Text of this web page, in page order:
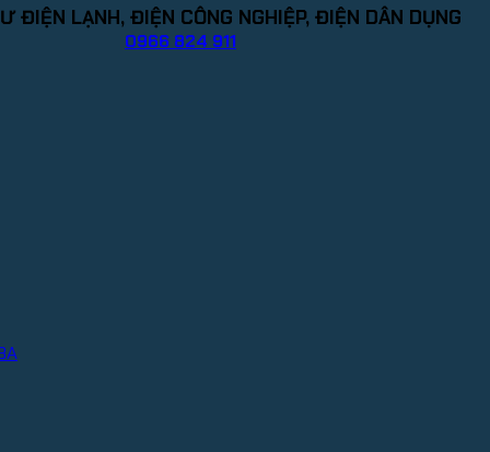
ĐIỆN LẠNH, ĐIỆN CÔNG NGHIỆP, ĐIỆN DÂN DỤNG
0966 824 911